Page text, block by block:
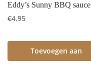
Eddy’s Sunny BBQ sauce
€4,95
Toevoegen aan